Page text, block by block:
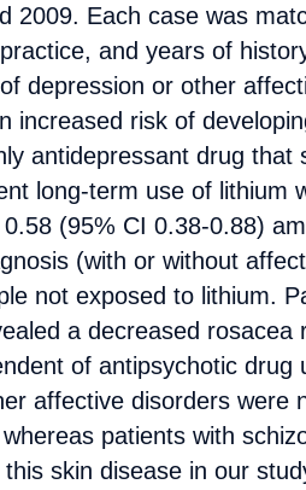
2009. Each case was
and years of
depression or other
increased risk of
antidepressant drug that
long-term use of lithium
(95% CI 0.38-0.88)
(with or without
not exposed to lithium.
a decreased rosacea
of antipsychotic drug
affective disorders were
patients with
skin disease in our